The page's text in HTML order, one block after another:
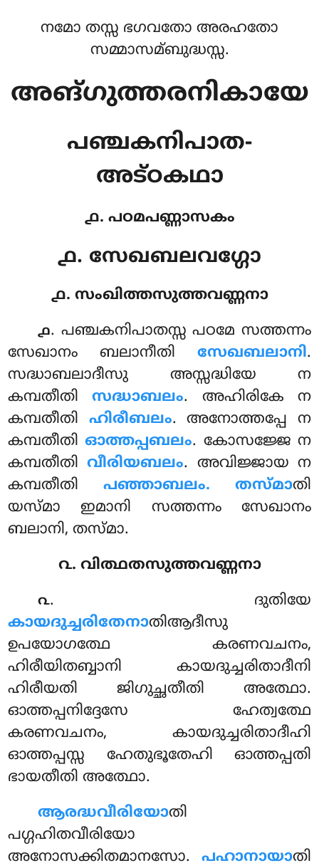
നമോ തസ്സ ഭഗവതോ അരഹതോ
സമ്മാസമ്ബുദ്ധസ്സ.
അങ്ഗുത്തരനികായേ
പഞ്ചകനിപാത-
അട്ഠകഥാ
൧. പഠമപണ്ണാസകം
൧. സേഖബലവഗ്ഗോ
൧. സംഖിത്തസുത്തവണ്ണനാ
൧. പഞ്ചകനിപാതസ്സപഠമേ സത്തന്നം
സേഖാനം ബലാനീതി സേഖബലാനി.
സദ്ധാബലാദീസു അസ്സദ്ധിയേ ന
കമ്പതീതിസദ്ധാബലം. അഹിരികേ ന
കമ്പതീതി ഹിരീബലം. അനോത്തപ്പേ ന
കമ്പതീതിഓത്തപ്പബലം. കോസജ്ജേ ന
കമ്പതീതിവീരിയബലം. അവിജ്ജായ ന
കമ്പതീതി പഞ്ഞാബലം. തസ്മാതി
യസ്മാ ഇമാനി സത്തന്നം സേഖാനം
ബലാനി, തസ്മാ.
൨. വിത്ഥതസുത്തവണ്ണനാ
൨. ദുതിയേ
കായദുച്ചരിതേനാതിആദീസു
ഉപയോഗത്ഥേ കരണവചനം,
ഹിരീയിതബ്ബാനി കായദുച്ചരിതാദീനി
ഹിരീയതി ജിഗുച്ഛതീതി അത്ഥോ.
ഓത്തപ്പനിദ്ദേസേ ഹേത്വത്ഥേ
കരണവചനം, കായദുച്ചരിതാദീഹി
ഓത്തപ്പസ്സ ഹേതുഭൂതേഹി ഓത്തപ്പതി
ഭായതീതി അത്ഥോ.
ആരദ്ധവീരിയോതി
പഗ്ഗഹിതവീരിയോ
അനോസക്കിതമാനസോ. പഹാനായാതി